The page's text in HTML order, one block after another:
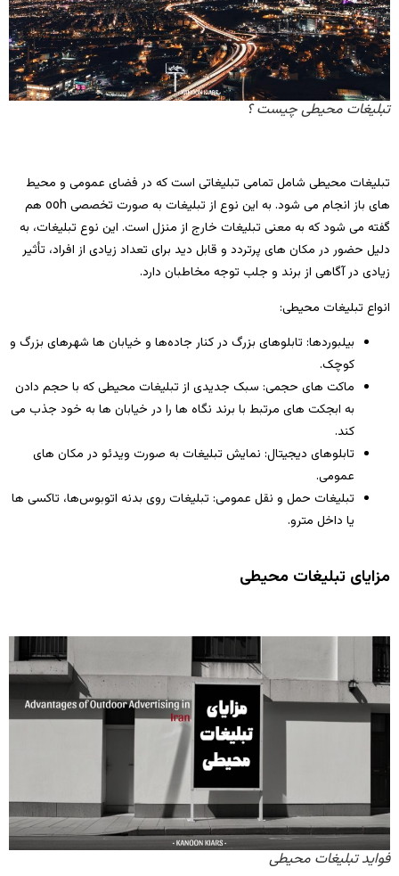
تبلیغات محیطی چیست ؟
تبلیغات محیطی شامل تمامی تبلیغاتی است که در فضای عمومی و محیط‌
های باز انجام می‌ شود. به این نوع از تبلیغات به صورت تخصصی ooh هم
گفته می شود که به معنی تبلیغات خارج از منزل است. این نوع تبلیغات، به
دلیل حضور در مکان‌ های پرتردد و قابل دید برای تعداد زیادی از افراد، تأثیر
زیادی در آگاهی از برند و جلب توجه مخاطبان دارد.
انواع تبلیغات محیطی:
بیلبوردها: تابلوهای بزرگ در کنار جاده‌ها و خیابان ها شهرهای بزرگ و
کوچک.
ماکت های حجمی: سبک جدیدی از تبلیغات محیطی که با حجم دادن
به ابجکت های مرتبط با برند نگاه ها را در خیابان ها به خود جذب می
کند.
تابلوهای دیجیتال: نمایش تبلیغات به صورت ویدئو در مکان‌ های
عمومی.
تبلیغات حمل‌ و نقل عمومی: تبلیغات روی بدنه اتوبوس‌ها، تاکسی‌ ها
یا داخل مترو.
مزایای تبلیغات محیطی
فواید تبلیغات محیطی